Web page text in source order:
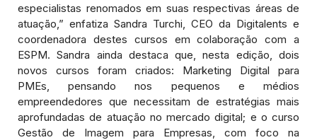
especialistas renomados em suas respectivas áreas de
atuação,” enfatiza Sandra Turchi, CEO da Digitalents e
coordenadora destes cursos em colaboração com a
ESPM. Sandra ainda destaca que, nesta edição, dois
novos cursos foram criados: Marketing Digital para
PMEs, pensando nos pequenos e médios
empreendedores que necessitam de estratégias mais
aprofundadas de atuação no mercado digital; e o curso
Gestão de Imagem para Empresas, com foco na